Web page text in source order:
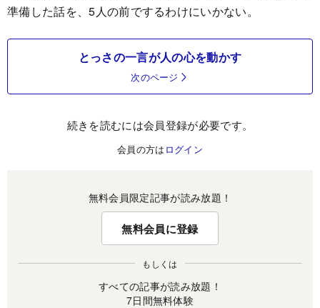
準備した話を、5人の前でするわけにいかない。
とっさの一言が人の心を動かす
次のページ
続きを読むには会員登録が必要です。
会員の方は ログイン
無料会員限定記事が読み放題！
無料会員に登録
もしくは
すべての記事が読み放題！
7日間無料体験